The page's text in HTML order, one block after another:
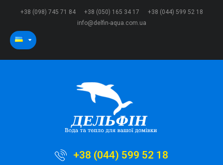
+38 (098) 745 71 84 +38 (050) 165 34 17
+38 (044) 599 52 18
info@delfin-aqua.com.ua
+38 (044) 599 52 18